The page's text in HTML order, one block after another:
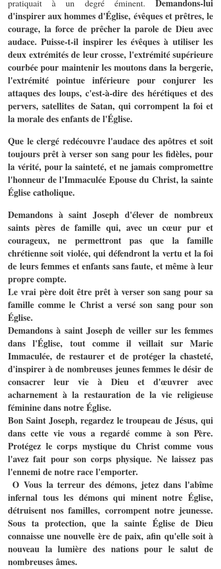
pratiquait à un degré éminent. Demandons-lui
d'inspirer aux hommes d'Église, évêques et prêtres, le
courage, la force de prêcher la parole de Dieu avec
audace. Puisse-t-il inspirer les évêques à utiliser les
deux extrémités de leur crosse, l'extrémité supérieure
courbée pour maintenir les moutons dans la bergerie,
l'extrémité pointue inférieure pour conjurer les
attaques des loups, c'est-à-dire des hérétiques et des
pervers, satellites de Satan, qui corrompent la foi et
la morale des enfants de l'Église.
Que le clergé redécouvre l'audace des apôtres et soit
toujours prêt à verser son sang pour les fidèles, pour
la vérité, pour la sainteté, et ne jamais compromettre
l'honneur de l'Immaculée Epouse du Christ, la sainte
Église catholique.
Demandons à saint Joseph d'élever de nombreux
saints pères de famille qui, avec un cœur pur et
courageux, ne permettront pas que la famille
chrétienne soit violée, qui défendront la vertu et la foi
de leurs femmes et enfants sans faute, et même à leur
propre compte.
Le vrai père doit être prêt à verser son sang pour sa
famille comme le Christ a versé son sang pour son
Église.
Demandons à saint Joseph de veiller sur les femmes
dans l'Église, tout comme il veillait sur Marie
Immaculée, de restaurer et de protéger la chasteté,
d'inspirer à de nombreuses jeunes femmes le désir de
consacrer leur vie à Dieu et d'œuvrer avec
acharnement à la restauration de la vie religieuse
féminine dans notre Église.
Bon Saint Joseph, regardez le troupeau de Jésus, qui
dans cette vie vous a regardé comme à son Père.
Protégez le corps mystique du Christ comme vous
l'avez fait pour son corps physique. Ne laissez pas
l'ennemi de notre race l'emporter.
O Vous la terreur des démons, jetez dans l'abîme
infernal tous les démons qui minent notre Église,
détruisent nos familles, corrompent notre jeunesse.
Sous ta protection, que la sainte Église de Dieu
connaisse une nouvelle ère de paix, afin qu'elle soit à
nouveau la lumière des nations pour le salut de
nombreuses âmes.